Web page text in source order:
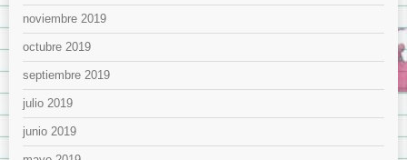
noviembre 2019
octubre 2019
septiembre 2019
julio 2019
junio 2019